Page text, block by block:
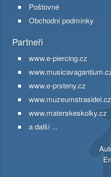
Poštovné
Obchodní podmínky
Partneři
www.e-piercing.cz
www.e-prsteny.cz
www.muzeumstrasidel.cz
www.materskeskolky.cz
a další ...